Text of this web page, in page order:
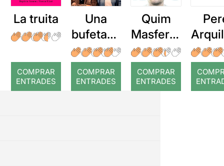
La truita
COMPRAR
ENTRADES
Una
bufetada
a temps
COMPRAR
ENTRADES
Quim
Masferre
r: Temps
COMPRAR
ENTRADES
: